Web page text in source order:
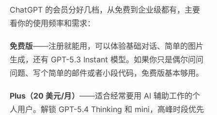
ChatGPT 的会员分好几档，从免费到企业级都有，主要
看你的使用频率和需求：
免费版——注册就能用，可以体验基础对话、简单的图片
生成，还有 GPT-5.3 Instant 模型。如果你只是偶尔问问
问题、写个简单的邮件或者小段代码，免费版基本够用。
Plus（20 美元/月） ——适合经常要用 AI 辅助工作的个
人用户。解锁 GPT-5.4 Thinking 和 mini，高峰时段优先